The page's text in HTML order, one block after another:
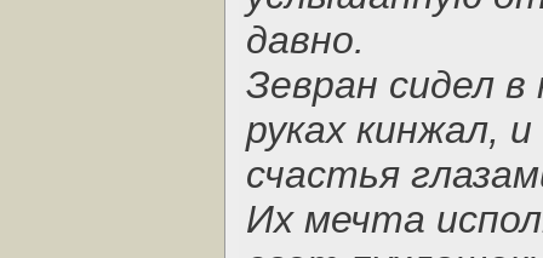
давно.
Зевран сидел в
руках кинжал,
счастья
Их мечта